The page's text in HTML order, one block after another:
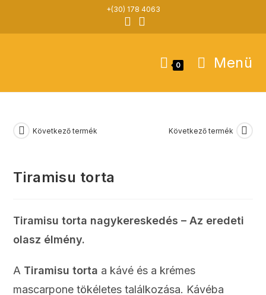
content
+(30) 178 4063
0 Menü
Következő termék Következő termék
Tiramisu torta
Tiramisu torta nagykereskedés – Az eredeti
olasz élmény.
A Tiramisu torta a kávé és a krémes
mascarpone tökéletes találkozása. Kávéba